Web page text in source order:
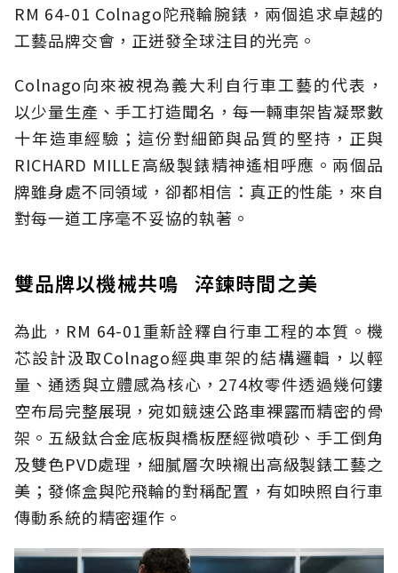
RM 64-01 Colnago陀飛輪腕錶，兩個追求卓越的
工藝品牌交會，正迸發全球注目的光亮。
Colnago向來被視為義大利自行車工藝的代表，
以少量生產、手工打造聞名，每一輛車架皆凝聚數
十年造車經驗；這份對細節與品質的堅持，正與
RICHARD MILLE高級製錶精神遙相呼應。兩個品
牌雖身處不同領域，卻都相信：真正的性能，來自
對每一道工序毫不妥協的執著。
雙品牌以機械共鳴 淬鍊時間之美
為此，RM 64-01重新詮釋自行車工程的本質。機
芯設計汲取Colnago經典車架的結構邏輯，以輕
量、通透與立體感為核心，274枚零件透過幾何鏤
空布局完整展現，宛如競速公路車裸露而精密的骨
架。五級鈦合金底板與橋板歷經微噴砂、手工倒角
及雙色PVD處理，細膩層次映襯出高級製錶工藝之
美；發條盒與陀飛輪的對稱配置，有如映照自行車
傳動系統的精密運作。